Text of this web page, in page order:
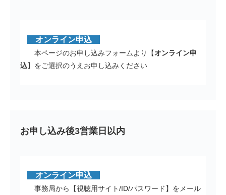
オンライン申込
本ページのお申し込みフォームより【オンライン申
込】をご選択のうえお申し込みください
お申し込み後3営業日以内
オンライン申込
事務局から【視聴用サイト/ID/パスワード】をメール